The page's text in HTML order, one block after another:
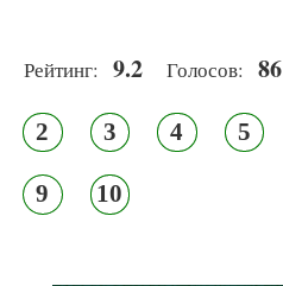
Рейтинг: 9.2 Голосов: 86
2 3 4 5
9 10